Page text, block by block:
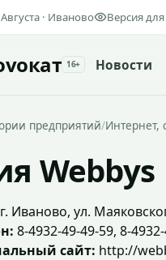
· Иваново Версия
кат 16+ Новости
предприятий/
Webbys
г. Иваново, ул.
8-4932-49-49-59, 8-
сайт: http://